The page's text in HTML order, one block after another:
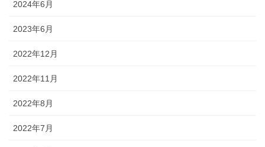
2024年6月
2023年6月
2022年12月
2022年11月
2022年8月
2022年7月